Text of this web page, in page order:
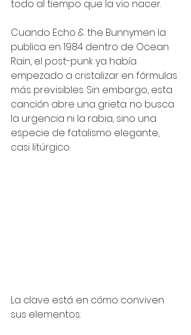
todo al tiempo que la vio nacer.
Cuando Echo & the Bunnymen la
publica en 1984 dentro de Ocean
Rain, el post-punk ya había
empezado a cristalizar en fórmulas
más previsibles. Sin embargo, esta
canción abre una grieta: no busca
la urgencia ni la rabia, sino una
especie de fatalismo elegante,
casi litúrgico.
La clave está en cómo conviven
sus elementos: